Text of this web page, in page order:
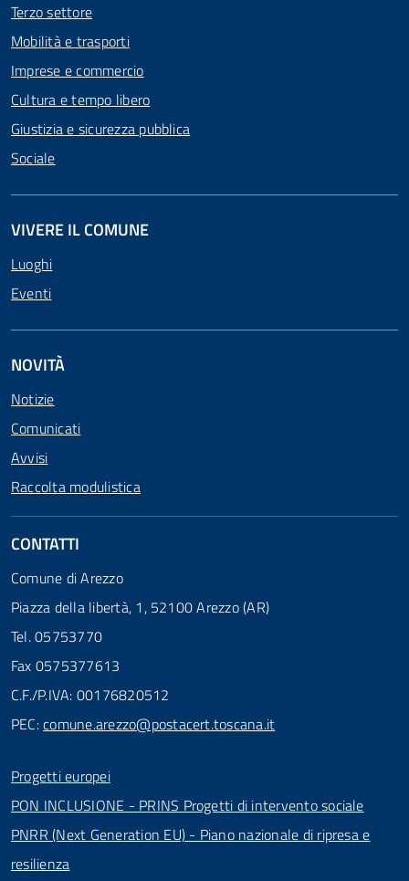
Terzo settore
Mobilità e trasporti
Imprese e commercio
Cultura e tempo libero
Giustizia e sicurezza pubblica
Sociale
VIVERE IL COMUNE
Luoghi
Eventi
NOVITÀ
Notizie
Comunicati
Avvisi
Raccolta modulistica
CONTATTI
Comune di Arezzo
Piazza della libertà, 1, 52100 Arezzo (AR)
Tel. 05753770
Fax 0575377613
C.F./P.IVA: 00176820512
PEC:comune.arezzo@postacert.toscana.it
Progetti europei
PON INCLUSIONE - PRINS Progetti di intervento sociale
PNRR (Next Generation EU) - Piano nazionale di ripresa e
resilienza